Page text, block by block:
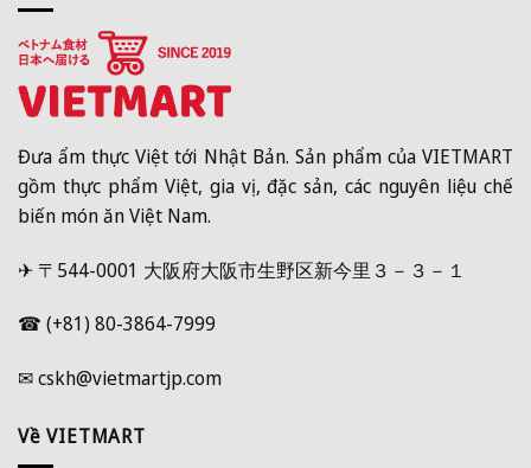
Đưa ẩm thực Việt tới Nhật Bản. Sản phẩm của VIETMART
gồm thực phẩm Việt, gia vị, đặc sản, các nguyên liệu chế
biến món ăn Việt Nam.
✈ 〒544-0001 大阪府大阪市生野区新今里３－３－１
☎ (+81) 80-3864-7999
✉ cskh@vietmartjp.com
Về VIETMART